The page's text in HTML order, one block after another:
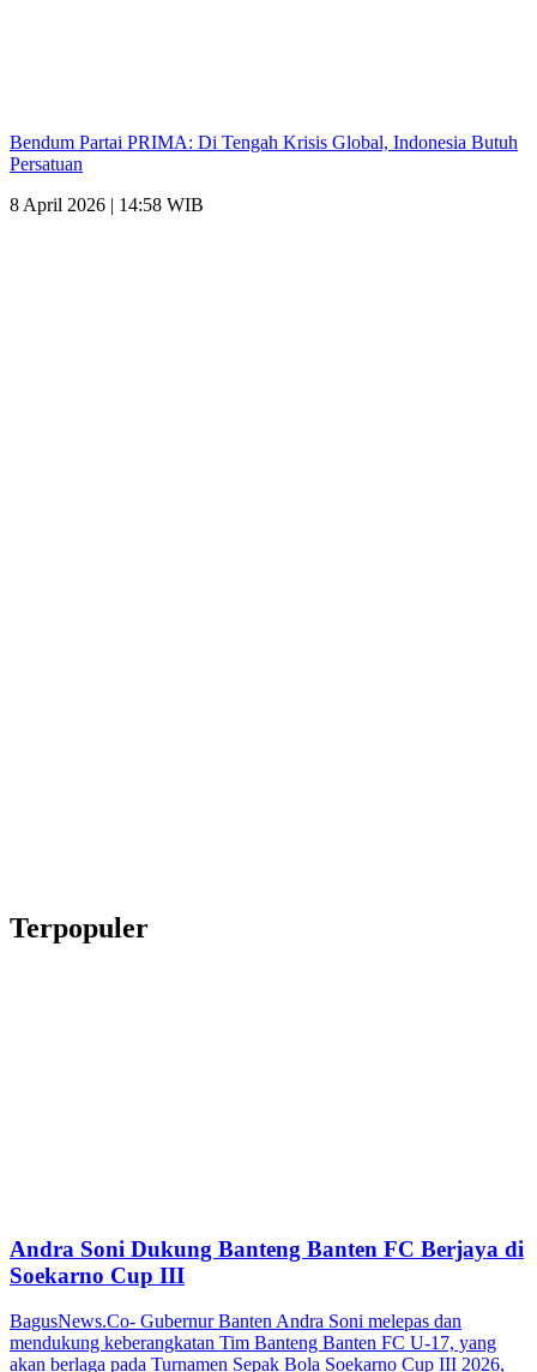
Bendum Partai PRIMA: Di Tengah Krisis Global, Indonesia Butuh
Persatuan
8 April 2026 | 14:58 WIB
Terpopuler
Andra Soni Dukung Banteng Banten FC Berjaya di
Soekarno Cup III
BagusNews.Co- Gubernur Banten Andra Soni melepas dan
mendukung keberangkatan Tim Banteng Banten FC U-17, yang
akan berlaga pada Turnamen Sepak Bola Soekarno Cup III 2026,